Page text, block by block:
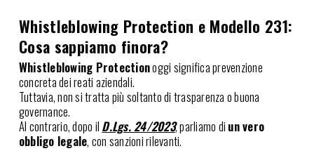
Whistleblowing Protection e Modello 231:
Cosa sappiamo finora?
Whistleblowing Protectionoggi significa prevenzione
concreta dei reati aziendali.
Tuttavia, non si tratta più soltanto di trasparenza o buona
governance.
Al contrario, dopo il D.Lgs. 24/2023, parliamo di un vero
obbligo legale, con sanzioni rilevanti.